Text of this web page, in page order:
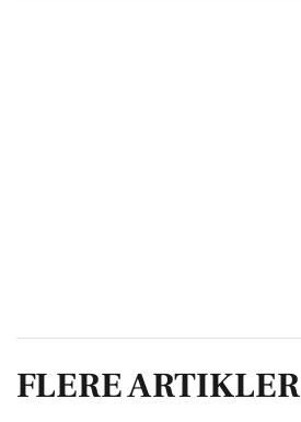
FLERE ARTIKLER